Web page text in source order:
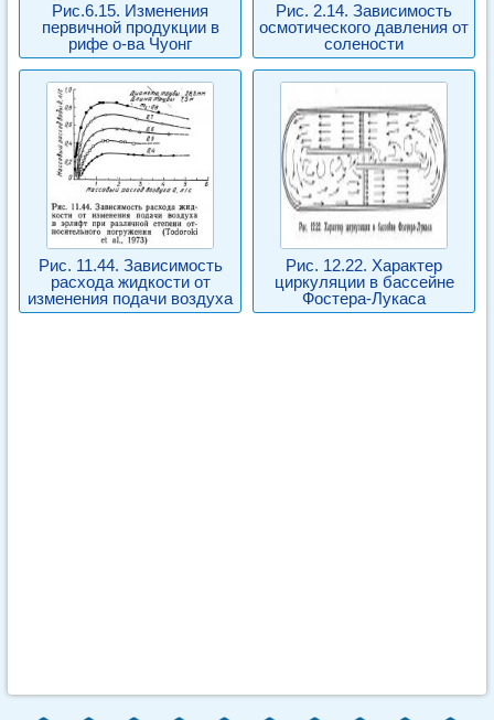
Рис.6.15. Изменения
первичной продукции в
рифе о-ва Чуонг
Рис. 2.14. Зависимость
осмотического давления от
солености
Рис. 11.44. Зависимость
расхода жидкости от
изменения подачи воздуха
Рис. 12.22. Характер
циркуляции в бассейне
Фостера-Лукаса